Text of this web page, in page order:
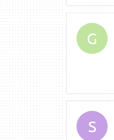
G
S